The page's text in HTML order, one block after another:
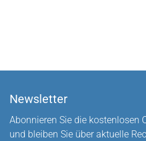
Newsletter
Abonnieren Sie die kostenlosen
und bleiben Sie über aktuelle